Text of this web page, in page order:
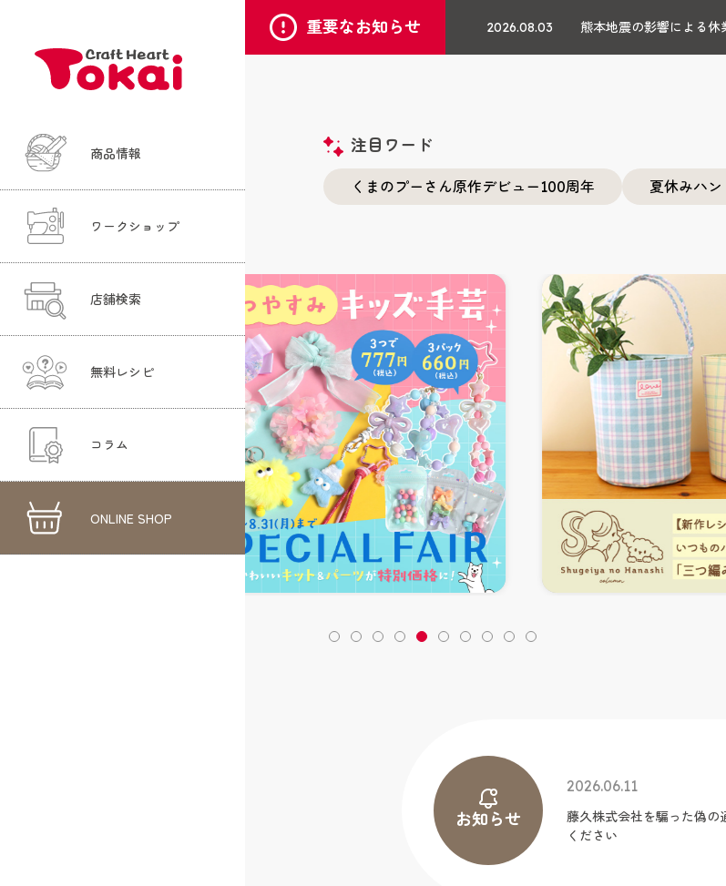
商品情報
ワークショップ
店舗検索
無料レシピ
コラム
ONLINE SHOP
重要なお知らせ 2026.08.03 熊本地震の影響による
注目ワード
くまのプーさん原作デビュー100周年 夏休みハ
お知らせ
2026.06.11
藤久株式会社を騙った偽の
ください